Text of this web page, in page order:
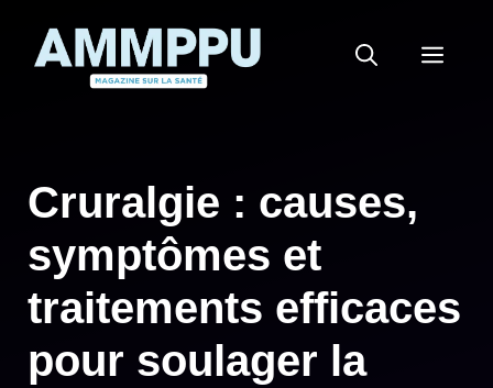
Cruralgie : causes,
symptômes et
traitements efficaces
pour soulager la